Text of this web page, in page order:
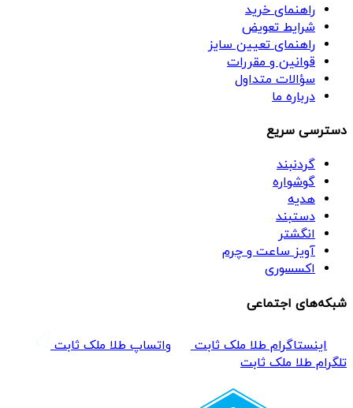
راهنمای خرید
شرایط تعویض
راهنمای تعیین سایز
قوانین و مقررات
سؤالات متداول
درباره ما
دسترسی سریع
گردنبند
گوشواره
هدیه
دستبند
انگشتر
آویز ساعت و چرم
اکسسوری
شبکه‌های اجتماعی
اینستاگرام طلا ملک ثابت
واتساپ طلا ملک ثابت
تلگرام طلا ملک ثابت